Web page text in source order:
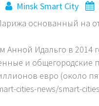
Minsk Smart City
основанный на
Идальго в 2014
и общегородские
евро (около
cities-news/smart-